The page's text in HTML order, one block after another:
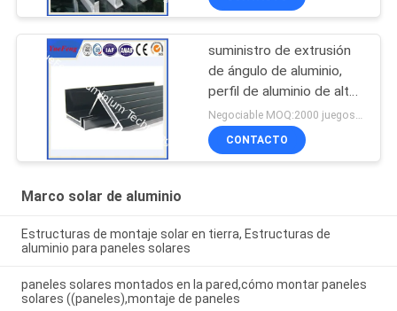
suministro de extrusión
de ángulo de aluminio,
perfil de aluminio de alta
calidad para soporte de
paneles solares
Negociable MOQ:2000 juegos después de confirmar las muestras
CONTACTO
Marco solar de aluminio
Estructuras de montaje solar en tierra, Estructuras de
aluminio para paneles solares
paneles solares montados en la pared,cómo montar paneles
solares ((paneles),montaje de paneles